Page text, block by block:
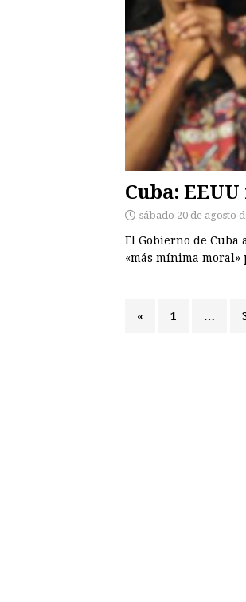
Cuba:
sábado 20 de agosto
El Gobierno de
«más mínima
« 1 …